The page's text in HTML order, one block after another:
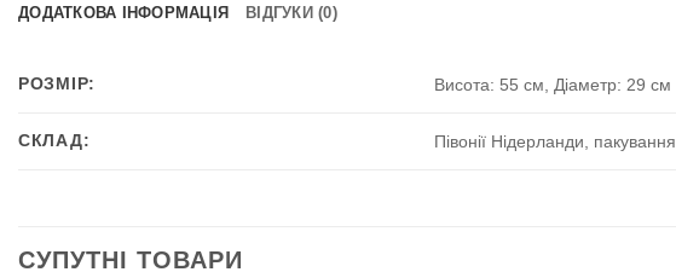
ДОДАТКОВА ІНФОРМАЦІЯ ВІДГУКИ (0)
РОЗМІР: Висота: 55 см, Діаметр: 29 см
СКЛАД: Півонії Нідерланди, пакування
СУПУТНІ ТОВАРИ